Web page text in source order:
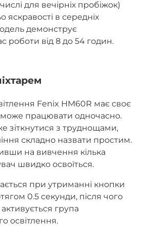
для вечірніх пробіжок)
яскравості в середніх
демонструє
роботи від 8 до 54 годин.
Fenix HM60R має своє
може працювати одночасно.
зіткнутися з труднощами,
складно назвати простим.
на вивчення кілька
швидко освоїться.
при утриманні кнопки
0.5 секунди, після чого
група
освітлення.